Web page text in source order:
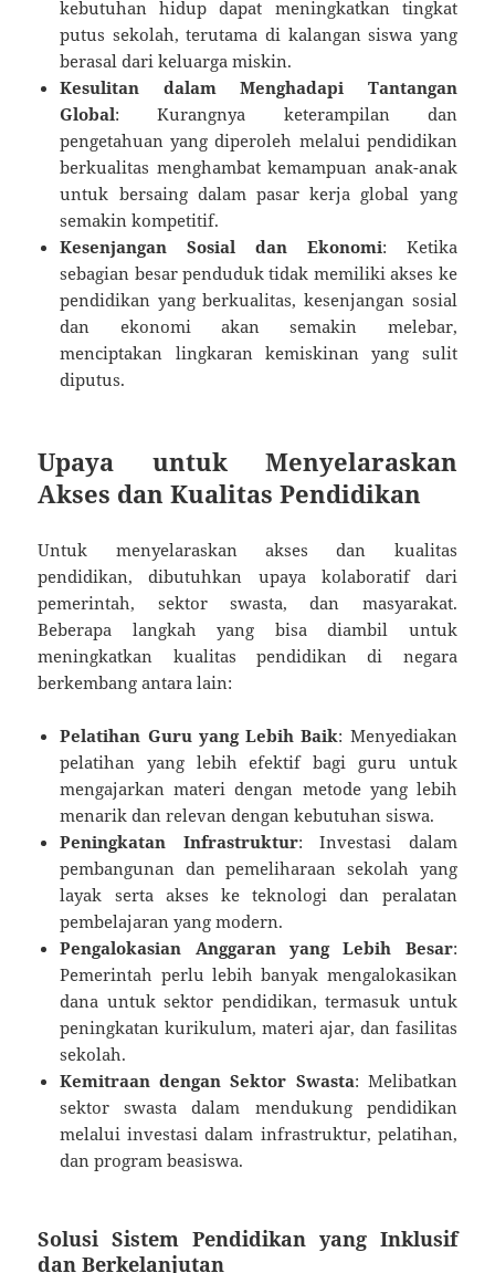
kebutuhan hidup dapat meningkatkan tingkat
putus sekolah, terutama di kalangan siswa yang
berasal dari keluarga miskin.
Kesulitan dalam Menghadapi Tantangan
Global: Kurangnya keterampilan dan
pengetahuan yang diperoleh melalui pendidikan
berkualitas menghambat kemampuan anak-anak
untuk bersaing dalam pasar kerja global yang
semakin kompetitif.
Kesenjangan Sosial dan Ekonomi: Ketika
sebagian besar penduduk tidak memiliki akses ke
pendidikan yang berkualitas, kesenjangan sosial
dan ekonomi akan semakin melebar,
menciptakan lingkaran kemiskinan yang sulit
diputus.
Upaya untuk Menyelaraskan
Akses dan Kualitas Pendidikan
Untuk menyelaraskan akses dan kualitas
pendidikan, dibutuhkan upaya kolaboratif dari
pemerintah, sektor swasta, dan masyarakat.
Beberapa langkah yang bisa diambil untuk
meningkatkan kualitas pendidikan di negara
berkembang antara lain:
Pelatihan Guru yang Lebih Baik: Menyediakan
pelatihan yang lebih efektif bagi guru untuk
mengajarkan materi dengan metode yang lebih
menarik dan relevan dengan kebutuhan siswa.
Peningkatan Infrastruktur: Investasi dalam
pembangunan dan pemeliharaan sekolah yang
layak serta akses ke teknologi dan peralatan
pembelajaran yang modern.
Pengalokasian Anggaran yang Lebih Besar:
Pemerintah perlu lebih banyak mengalokasikan
dana untuk sektor pendidikan, termasuk untuk
peningkatan kurikulum, materi ajar, dan fasilitas
sekolah.
Kemitraan dengan Sektor Swasta: Melibatkan
sektor swasta dalam mendukung pendidikan
melalui investasi dalam infrastruktur, pelatihan,
dan program beasiswa.
Solusi Sistem Pendidikan yang Inklusif
dan Berkelanjutan